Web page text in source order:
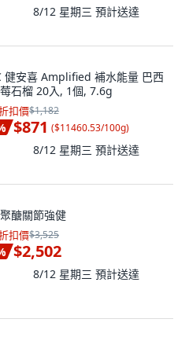
8/12 星期三 預計送達
健安喜 Amplified 補水能量 巴西
石榴 20入, 1個, 7.6g
扣價$1,182
$871 ($11460.53/100g)
8/12 星期三 預計送達
醣關節強健
扣價$3,525
$2,502
8/12 星期三 預計送達